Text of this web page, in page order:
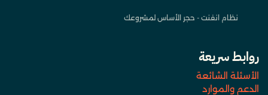
نظام انفنت - حجر الأساس لمشروعك
روابط سريعة
الأسئلة الشائعة
الدعم والموارد